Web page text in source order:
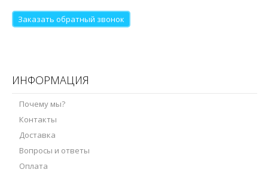
Заказать обратный звонок
ИНФОРМАЦИЯ
Почему мы?
Контакты
Доставка
Вопросы и ответы
Оплата